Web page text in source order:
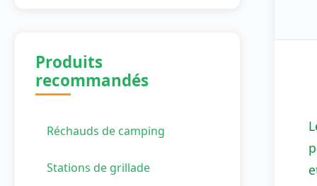
Produits
recommandés
Réchauds de camping
Stations de grillade